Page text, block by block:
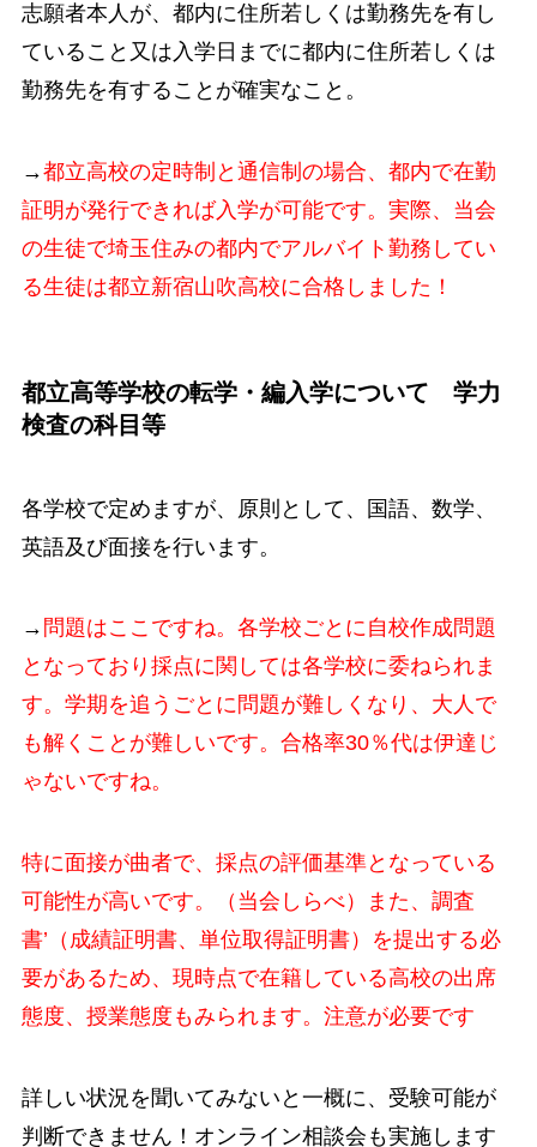
志願者本人が、都内に住所若しくは勤務先を有し
ていること又は入学日までに都内に住所若しくは
勤務先を有することが確実なこと。
→都立高校の定時制と通信制の場合、都内で在勤
証明が発行できれば入学が可能です。実際、当会
の生徒で埼玉住みの都内でアルバイト勤務してい
る生徒は都立新宿山吹高校に合格しました！
都立高等学校の転学・編入学について 学力
検査の科目等
各学校で定めますが、原則として、国語、数学、
英語及び面接を行います。
→ 問題はここですね。各学校ごとに自校作成問題
となっており採点に関しては各学校に委ねられま
す。学期を追うごとに問題が難しくなり、大人で
も解くことが難しいです。合格率30％代は伊達じ
ゃないですね。
特に面接が曲者で、採点の評価基準となっている
可能性が高いです。（当会しらべ）また、調査
書’（成績証明書、単位取得証明書）を提出する必
要があるため、現時点で在籍している高校の出席
態度、授業態度もみられます。注意が必要です
詳しい状況を聞いてみないと一概に、受験可能が
判断できません！オンライン相談会も実施します